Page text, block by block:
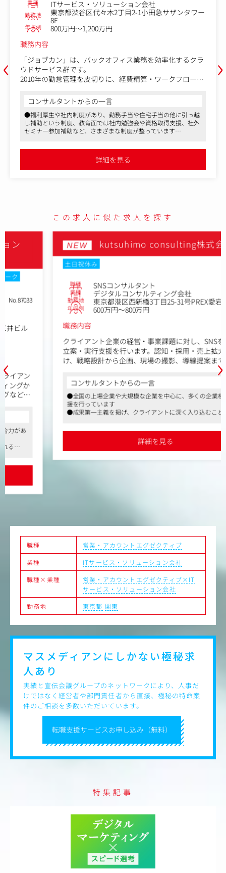
‹
業種 ITサービス・ソリューション会社
勤務地
東京都渋谷区代々木2丁目2-1小田急サザンタワー
8F
年収例
800万円～1,200万円
職務内容
「ジョブカン」は、バックオフィス業務を効率化するクラ
ウドサービス群です。
2010年の勤怠管理を皮切りに、経費精算・ワークフロー・
と現在9サービスを展開しています。これまで積み重ねて
きた機能・実績から今ではエンタープライズ企業をはじ
め、様々な業界から声が掛かるまでに成長しています。
顧客が抱える課題は複雑かつ多岐に渡る中で、今まで以上
具体的には、ジョブカンが掲げる「社会のインフラ」とし
てのポジションを確立して非連続的な成長を実現するため
と練り上げながら仮説、検証、実行、改善に取り組んでい
ただけるサービス責任者を募集しています。
【具体的には】
売上・利益目標を最終責任者として追っていただきます。
その為にプロダクトのサービス提供価値を高めるための事
業戦略を考え、数値計画や人員計画に落とし込み、事業戦
略の実行を推進してください。
②事業グロース
数値計画に基づいた各種グロース施策について、最終意思
必要なマーケティング戦略、アライアンス戦略、営業戦略
の策定・実行をお任せします。新たなマネタイズ手法の実
現も可能です。
③各種KPI・オペレーション管理
サービスにおけるQCD（品質・コスト・納期）管理・責任
を担っていただきます。KPI達成のためのモニタリング、
オペレーションに関わる費用を適切に管理し、売上・利益
の最大化を目指します。
④チームビルディング
人事計画に基づき、通じて事業戦略を実現するチームを構
などメンバーの成長を促し、チームとしての成果の創出を
【担当プロダクト】
コンサルタントからの一言
●福利厚生や社内制度があり、勤務手当や住宅手当の他に引っ越
し補助という制度、教育面では社内勉強会や資格取得支援、社外
セミナー参加補助など、さまざまな制度が整っています
●マスメディアンからの採用実績もあるため、面接のサポートな
詳細を見る
›
この求人に似た求人を探す
‹
kutsuhimo consulting株式会社
SNSコンサルタント
デジタルコンサルティング会社
勤務地 東京都港区西新橋3丁目25-31号PREX愛宕山4F
600万円～800万円
職務内容
クライアント企業の経営・事業課題に対し、SNSを主軸に
立案・実行支援を行います。認知・採用・売上拡大に向
け、戦略設計から企画、現場の撮影、導線提案まで幅広く
顧客の事業モデルを深く理解し、本質的な課題を特定。タ
ーゲットに刺さるコンセプト設計を行います。企画に基づ
いた動画撮影やクリエイターとの連携、投稿管理といった
現場伴走型の実行支援も担当。運用結果から、次の一手を
先回りで提案します。「提案量×実行力」で成果を再現
し、企業の意思決定をリード。担当社数は8～10社程度
で、表面的なアドバイスに留まらない深い入り込みが可能
コンサルタントからの一言
●全国の上場企業や大規模な企業を中心に、多くの企業様のご支
援を行っています
●成果第一主義を掲げ、クライアントに深く入り込むことができ
●フレックス制や一部リモート可など、働きやすい環境が整って
います
›
職種
営業・アカウントエグゼクティブ
業種
ITサービス・ソリューション会社
職種×業種
営業・アカウントエグゼクティブ×IT
サービス・ソリューション会社
勤務地
東京都 関東
転職支援サービスお申し込み（無料）
マスメディアンにしかない極秘求
人あり
実績と宣伝会議グループのネットワークにより、人事だ
けではなく経営者や部門責任者から直接、極秘の特命案
件のご相談を多数いただいています。
特集記事